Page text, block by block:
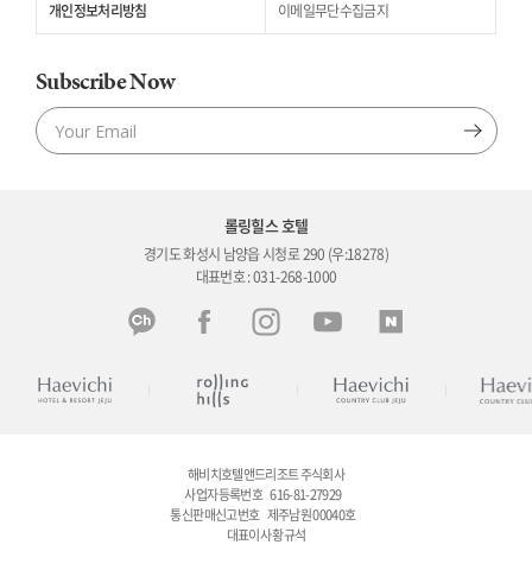
개인정보처리방침 이메일무단수집금지
Subscribe Now
롤링힐스 호텔
경기도 화성시 남양읍 시청로 290 (우:18278)
대표번호 : 031-268-1000
해비치호텔앤드리조트 주식회사
사업자등록번호 616-81-27929
통신판매신고번호 제주남원 00040호
대표이사 황규석